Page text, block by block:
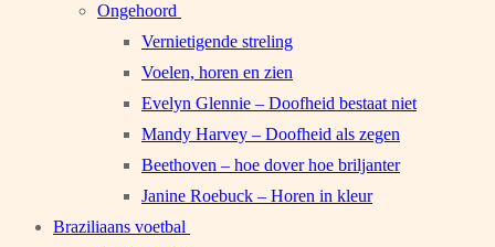
Ongehoord
Vernietigende streling
Voelen, horen en zien
Evelyn Glennie – Doofheid bestaat niet
Mandy Harvey – Doofheid als zegen
Beethoven – hoe dover hoe briljanter
Janine Roebuck – Horen in kleur
Braziliaans voetbal